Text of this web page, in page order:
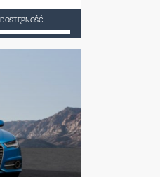
DOSTĘPNOŚĆ